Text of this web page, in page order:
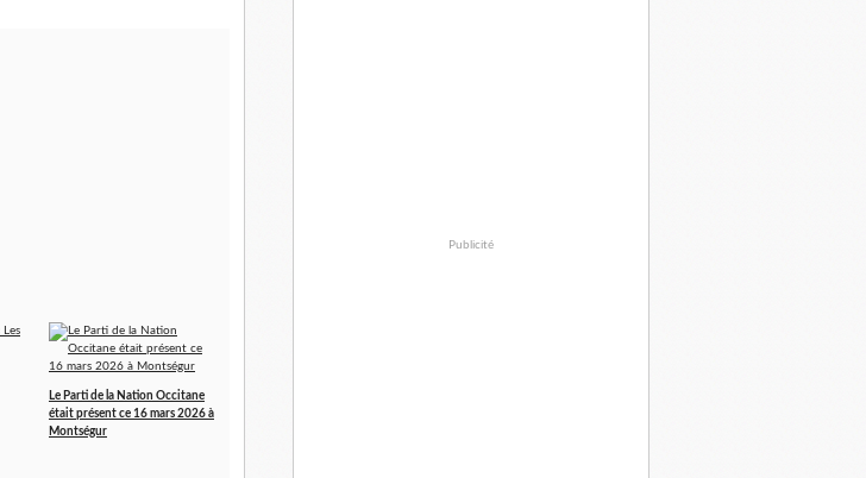
Le Parti de la Nation Occitane
était présent ce 16 mars 2026 à
Montségur
Publicité